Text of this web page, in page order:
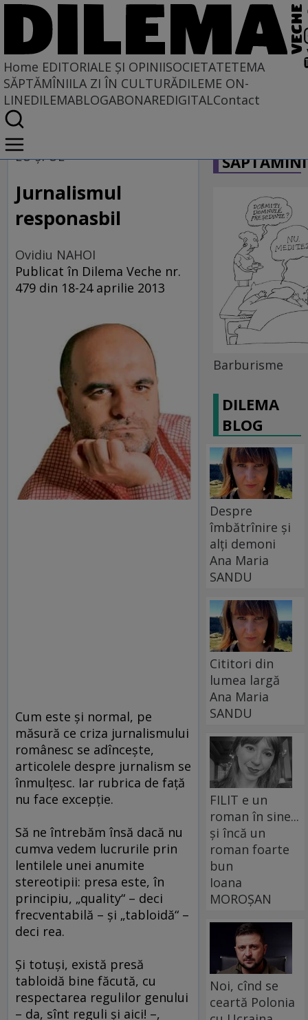
Home EDITORIALE ȘI OPINIISOCIETATETEMA
SĂPTĂMÎNIILA ZI ÎN CULTURĂDILEME ON-
LINEDILEMABLOGABONAREDIGITALContact
Home
EDITORIALE ȘI OPINII
PE CE LUME TRĂIM
EU și UE
Jurnalismul
responasbil
Ovidiu NAHOI
Publicat în Dilema Veche nr.
479 din 18-24 aprilie 2013
Cum este şi normal, pe
măsură ce criza jurnalismului
românesc se adînceşte,
articolele despre jurnalism se
înmulţesc. Iar rubrica de faţă
nu face excepţie.
Să ne întrebăm însă dacă nu
cumva vedem lucrurile prin
lentilele unei anumite
stereotipii: presa este, în
principiu, „quality“ – deci
frecventabilă – şi „tabloidă“ –
deci rea.
Şi totuşi, există presă
tabloidă bine făcută, cu
respectarea regulilor genului
– da, sînt reguli şi aici! –,
Barburisme
DILEMA
BLOG
Despre
îmbătrînire și
alți demoni
Ana Maria
SANDU
Cititori din
lumea largă
Ana Maria
SANDU
FILIT e un
roman în sine...
și încă un
roman foarte
bun
Ioana
MOROȘAN
Noi, cînd se
ceartă Polonia